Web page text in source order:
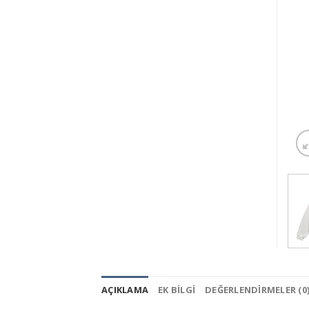
AÇIKLAMA EK BILGI DEĞERLENDIRMELER